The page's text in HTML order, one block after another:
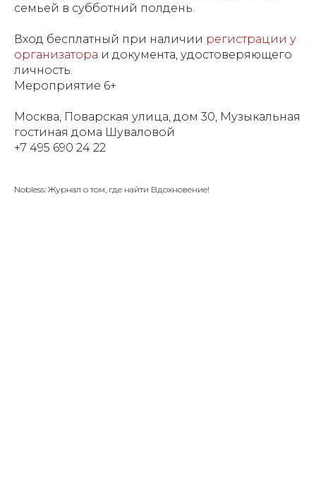
семьей в субботний полдень.
Вход бесплатный при наличии регистрации у
организатора и документа, удостоверяющего
личность.
Мероприятие 6+
Москва, Поварская улица, дом 30, Музыкальная
гостиная дома Шуваловой
+7 495 690 24 22
Nobless: Журнал о том, где найти Вдохновение!